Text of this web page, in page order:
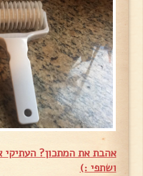
אהבת את המתכון? העתיקי
ושתפי :)